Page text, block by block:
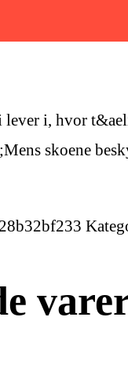
lever i, hvor
skoene